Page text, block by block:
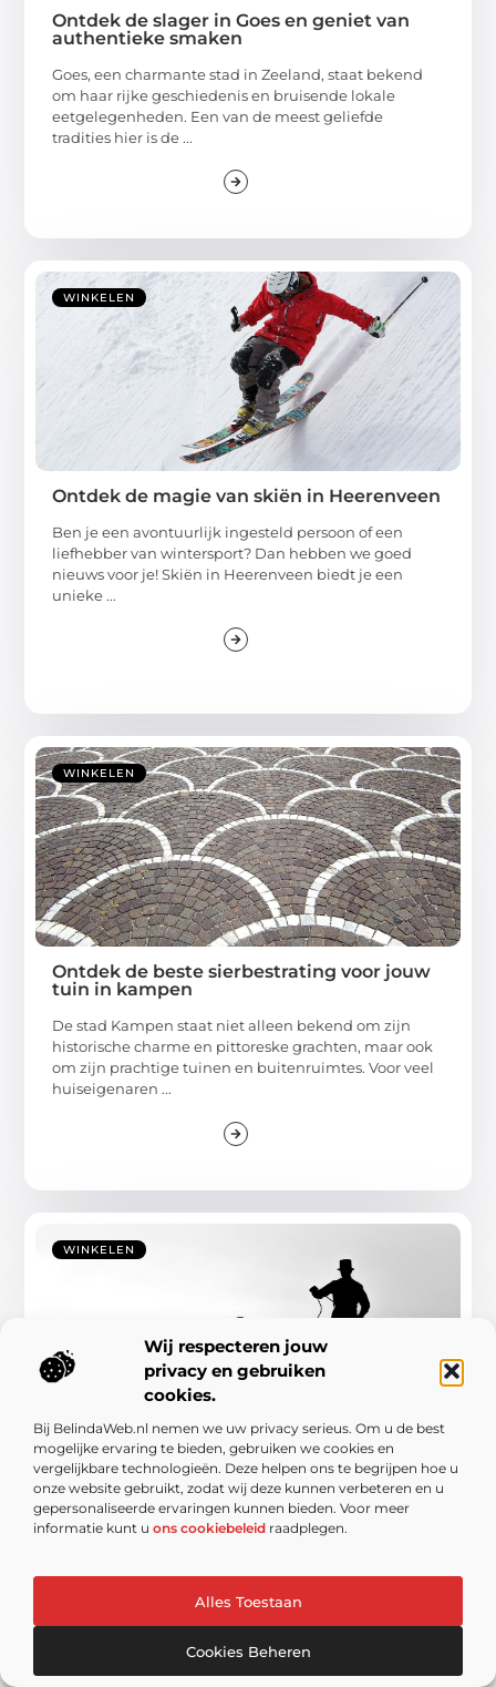
Wij respecteren jouw
privacy en gebruiken
cookies.
Bij BelindaWeb.nl nemen we uw privacy serieus. Om u de best
mogelijke ervaring te bieden, gebruiken we cookies en
vergelijkbare technologieën. Deze helpen ons te begrijpen hoe u
onze website gebruikt, zodat wij deze kunnen verbeteren en u
gepersonaliseerde ervaringen kunnen bieden. Voor meer
informatie kunt u ons cookiebeleid raadplegen.
Alles Toestaan
Cookies Beheren
Ontdek de slager in Goes en geniet van
authentieke smaken
Goes, een charmante stad in Zeeland, staat bekend
om haar rijke geschiedenis en bruisende lokale
eetgelegenheden. Een van de meest geliefde
tradities hier is de ...
WINKELEN
Ontdek de magie van skiën in Heerenveen
Ben je een avontuurlijk ingesteld persoon of een
liefhebber van wintersport? Dan hebben we goed
nieuws voor je! Skiën in Heerenveen biedt je een
unieke ...
WINKELEN
Ontdek de beste sierbestrating voor jouw
tuin in kampen
De stad Kampen staat niet alleen bekend om zijn
historische charme en pittoreske grachten, maar ook
om zijn prachtige tuinen en buitenruimtes. Voor veel
huiseigenaren ...
WINKELEN
Waarom regelmatig je schoorsteen in
Oldenzaal laten vegen essentieel is
Een schoorsteenveger in Oldenzaal
(Schoorsteenservice) speelt een cruciale rol bij het